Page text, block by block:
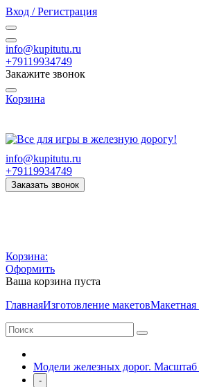
Вход / Регистрация
info@kupitutu.ru
+79119934749
Закажите звонок
Корзина
info@kupitutu.ru
+79119934749
Заказать звонок
Корзина:
Оформить
Ваша корзина пуста
ГлавнаяИзготовление макетовМакетная
Модели железных дорог.
-